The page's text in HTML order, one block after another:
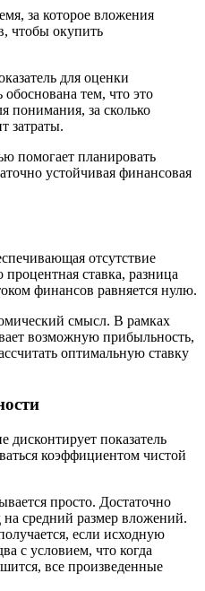
за которое вложения
чтобы окупить
для оценки
тем, что это
понимания, за сколько
затраты.
помогает планировать
устойчивая финансовая
отсутствие
ставка, разница
финансов равняется нулю.
смысл. В рамках
возможную прибыльность,
оптимальную ставку
дисконтирует показатель
коэффициентом чистой
просто. Достаточно
на средний размер вложений.
если исходную
с условием, что когда
все произведенные